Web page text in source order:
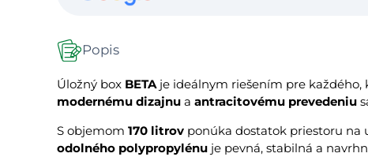
Popis
Úložný box BETA je ideálnym riešením pre každého,
modernému dizajnu a antracitovému prevedeniu
S objemom 170 litrov ponúka dostatok priestoru na
odolného polypropylénu je pevná, stabilná a